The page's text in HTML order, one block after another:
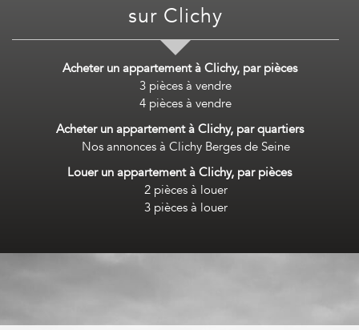
sur Clichy
Acheter un appartement à Clichy, par pièces
3 pièces à vendre
4 pièces à vendre
Acheter un appartement à Clichy, par quartiers
Nos annonces à Clichy Berges de Seine
Louer un appartement à Clichy, par pièces
2 pièces à louer
3 pièces à louer